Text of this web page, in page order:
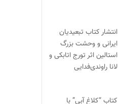
انتشار کتاب تبعیدیان
ایرانی و وحشت بزرگ
استالین اثر تورج اتابکی و
لانا راوندی‌فدایی
کتاب “کلاغ آبی” با